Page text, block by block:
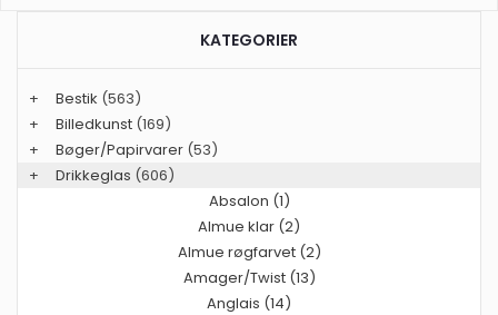
KATEGORIER
+ Bestik (563)
+
Billedkunst (169)
+
Bøger/Papirvarer (53)
+
Drikkeglas (606)
Absalon (1)
Almue klar (2)
Almue røgfarvet (2)
Amager/Twist (13)
Anglais (14)